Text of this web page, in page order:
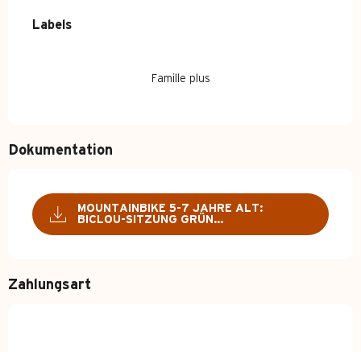
Labels
Labels
Famille plus
Dokumentation
MOUNTAINBIKE 5-7 JAHRE ALT:
BICLOU-SITZUNG GRÜN...
Zahlungsart